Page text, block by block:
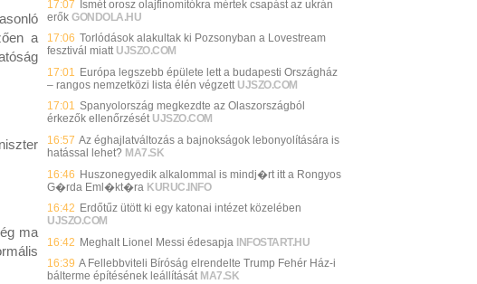
a
ma
17:07 Ismét orosz olajfinomítókra mértek csapást az ukrán
erők GONDOLA.HU
17:06 Torlódások alakultak ki Pozsonyban a Lovestream
fesztivál miatt UJSZO.COM
17:01
Európa legszebb épülete lett a budapesti Országház
– rangos nemzetközi lista élén végzett UJSZO.COM
17:01 Spanyolország megkezdte az Olaszországból
érkezők ellenőrzését UJSZO.COM
16:57 Az éghajlatváltozás a bajnokságok lebonyolítására is
hatással lehet? MA7.SK
16:46 Huszonegyedik alkalommal is mindj�rt itt a Rongyos
G�rda Eml�kt�ra KURUC.INFO
16:42 Erdőtűz ütött ki egy katonai intézet közelében
UJSZO.COM
16:42 Meghalt Lionel Messi édesapja INFOSTART.HU
16:39 A Fellebbviteli Bíróság elrendelte Trump Fehér Ház-i
bálterme építésének leállítását MA7.SK